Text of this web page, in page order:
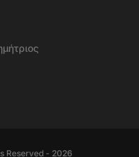
Reserved - 2026